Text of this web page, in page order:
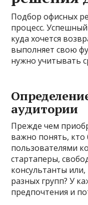
Подбор офисных
процесс.
куда хочется
выполняет свою
нужно учитывать
аудитории
Прежде чем
важно понять,
пользователями
стартаперы,
консультанты
разных групп? У
предпочтения и